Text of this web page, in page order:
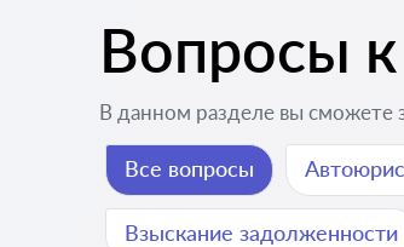
Вопросы
В данном разделе вы сможете
Все вопросы
Взыскание задолженности